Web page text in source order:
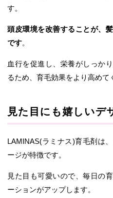
す。
頭皮環境を改善することが、
です。
血行を促進し、栄養がしっか
るため、育毛効果をより高めて
見た目にも嬉しいデ
LAMINAS(ラミナス)育毛剤は
ージが特徴です。
見た目も可愛いので、毎日の
ーションがアップします。